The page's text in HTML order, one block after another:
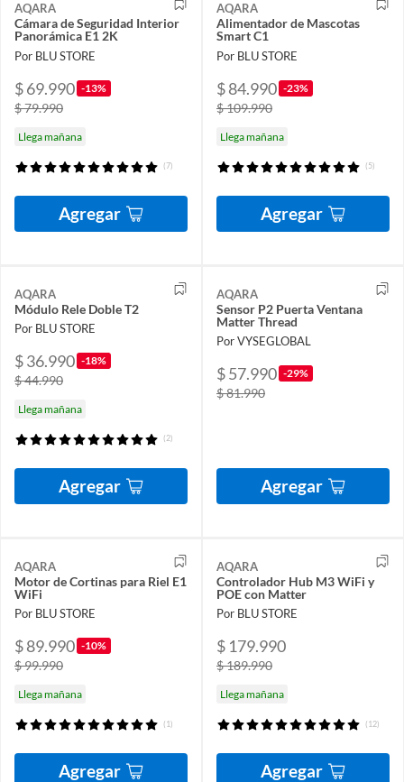
AQARA
Cámara de Seguridad Interior
Panorámica E1 2K
Por BLU STORE
$ 69.990 -13%
$ 79.990
Llega mañana
(7)
Agregar
AQARA
Alimentador de Mascotas
Smart C1
Por BLU STORE
$ 84.990 -23%
$ 109.990
Llega mañana
(5)
Agregar
AQARA
Módulo Rele Doble T2
Por BLU STORE
$ 36.990 -18%
$ 44.990
Llega mañana
(2)
Agregar
AQARA
Sensor P2 Puerta Ventana
Matter Thread
Por VYSEGLOBAL
$ 57.990 -29%
$ 81.990
Agregar
AQARA
Motor de Cortinas para Riel E1
WiFi
Por BLU STORE
$ 89.990 -10%
$ 99.990
Llega mañana
(1)
Agregar
AQARA
Controlador Hub M3 WiFi y
POE con Matter
Por BLU STORE
$ 179.990
$ 189.990
Llega mañana
(12)
Agregar